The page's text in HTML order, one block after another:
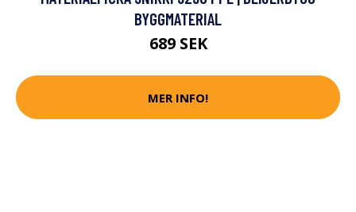
BYGGMATERIAL
689 SEK
MER INFO!